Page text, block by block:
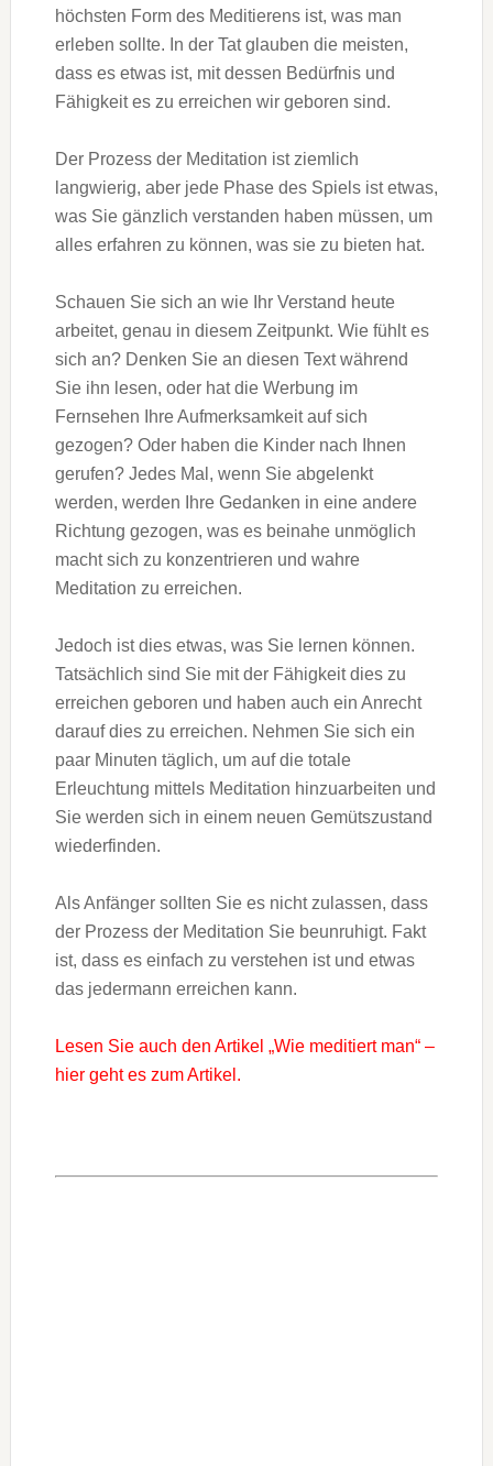
höchsten Form des Meditierens ist, was man
erleben sollte. In der Tat glauben die meisten,
dass es etwas ist, mit dessen Bedürfnis und
Fähigkeit es zu erreichen wir geboren sind.
Der Prozess der Meditation ist ziemlich
langwierig, aber jede Phase des Spiels ist etwas,
was Sie gänzlich verstanden haben müssen, um
alles erfahren zu können, was sie zu bieten hat.
Schauen Sie sich an wie Ihr Verstand heute
arbeitet, genau in diesem Zeitpunkt. Wie fühlt es
sich an? Denken Sie an diesen Text während
Sie ihn lesen, oder hat die Werbung im
Fernsehen Ihre Aufmerksamkeit auf sich
gezogen? Oder haben die Kinder nach Ihnen
gerufen? Jedes Mal, wenn Sie abgelenkt
werden, werden Ihre Gedanken in eine andere
Richtung gezogen, was es beinahe unmöglich
macht sich zu konzentrieren und wahre
Meditation zu erreichen.
Jedoch ist dies etwas, was Sie lernen können.
Tatsächlich sind Sie mit der Fähigkeit dies zu
erreichen geboren und haben auch ein Anrecht
darauf dies zu erreichen. Nehmen Sie sich ein
paar Minuten täglich, um auf die totale
Erleuchtung mittels Meditation hinzuarbeiten und
Sie werden sich in einem neuen Gemütszustand
wiederfinden.
Als Anfänger sollten Sie es nicht zulassen, dass
der Prozess der Meditation Sie beunruhigt. Fakt
ist, dass es einfach zu verstehen ist und etwas
das jedermann erreichen kann.
Lesen Sie auch den Artikel „Wie meditiert man“ –
hier geht es zum Artikel.